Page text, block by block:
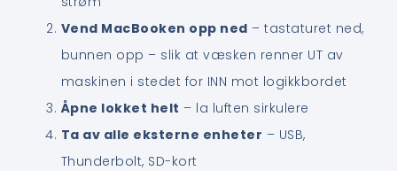
Vend MacBooken opp ned – tastaturet ned,
bunnen opp – slik at væsken renner UT av
maskinen i stedet for INN mot logikkbordet
Åpne lokket helt – la luften sirkulere
Ta av alle eksterne enheter – USB,
Thunderbolt, SD-kort